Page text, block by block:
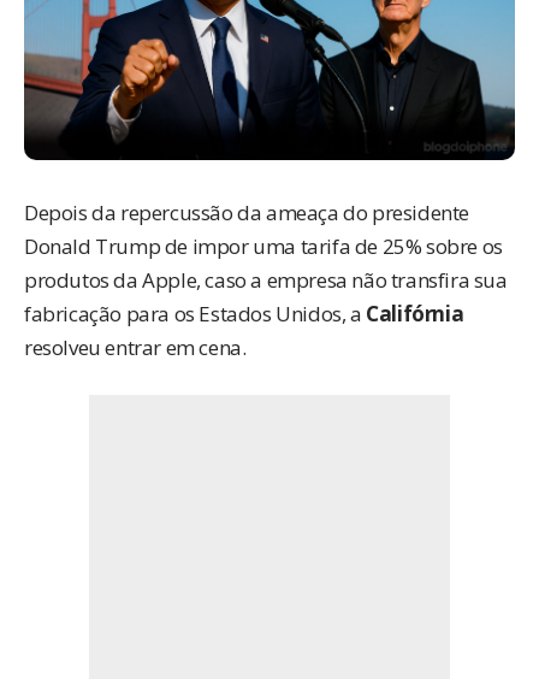
Depois da repercussão da ameaça do presidente
Donald Trump de impor uma tarifa de 25% sobre os
produtos da Apple, caso a empresa não transfira sua
fabricação para os Estados Unidos, a Califórnia
resolveu entrar em cena.